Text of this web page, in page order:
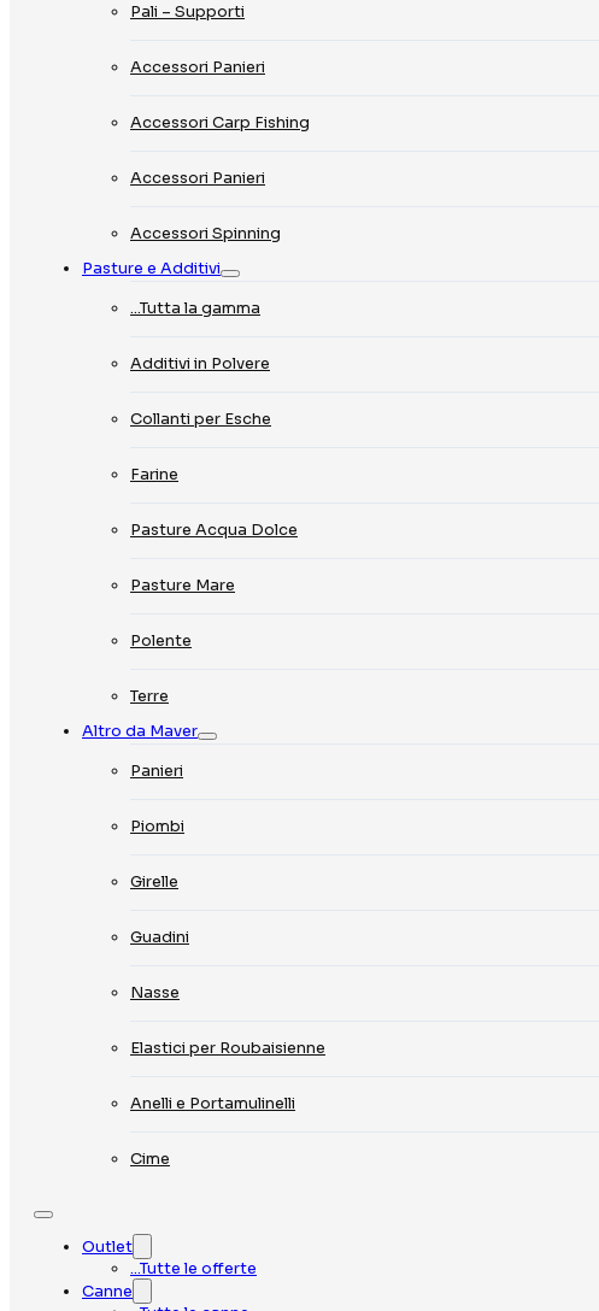
Pali – Supporti
Accessori Panieri
Accessori Carp Fishing
Accessori Panieri
Accessori Spinning
Pasture e Additivi
…Tutta la gamma
Additivi in Polvere
Collanti per Esche
Farine
Pasture Acqua Dolce
Pasture Mare
Polente
Terre
Altro da Maver
Panieri
Piombi
Girelle
Guadini
Nasse
Elastici per Roubaisienne
Anelli e Portamulinelli
Cime
Outlet
…Tutte le offerte
Canne